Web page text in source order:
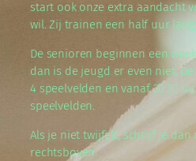
start ook onze extra aandacht
wil. Zij trainen een half uur
De senioren beginnen een
dan is de jeugd er even niet.
4 speelvelden en vanaf 20:30
speelvelden.
Als je niet twijfelt, schrijf je dan
rechtsboven.